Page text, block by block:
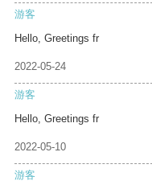
游客
Hello, Greetings fr
2022-05-24
游客
Hello, Greetings fr
2022-05-10
游客